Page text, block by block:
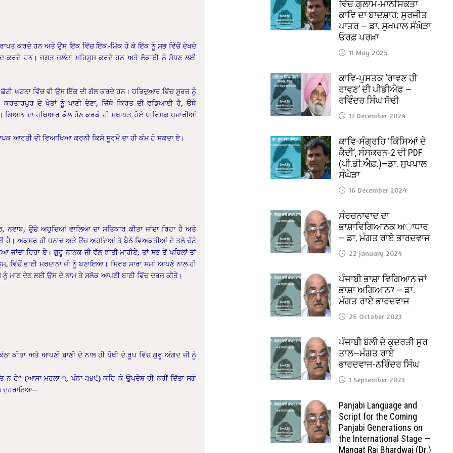
ਕਰਦੇ ਹਨ ਅਤੇ ਉਸ ਇੱਕ ਵਿੱਚ ਇੱਕ-ਮਿੱਕ ਹੋ ਕੇ ਇੱਕ ਨੂੰ ਸਭ ਵਿੱਚੋਂ ਦੇਖਦੇ
ਕਰਦੇ ਹਨ। ਜਗਤ ਜਲੰਦਾ ਮਹਿਸੂਸ ਕਰਦੇ ਹਨ ਅਤੇ ਲੋਕਾਈ ਨੂੰ ਸੋਧਣ ਲਈ
ਘਟਨਾ ਵਿੱਚ ਵੀ ਉਸ ਇੱਕ ਦੀ ਗੱਲ ਕਰਦੇ ਹਨ। ਹਰਿਦੁਆਰ ਵਿੱਚ ਸੂਰਜ ਨੂੰ
ਦੇ ਖੇਤਾਂ ਨੂੰ ਪਾਣੀ ਦੇਣਾ, ਜਿੱਥੇ ਕਿਰਤ ਦੀ ਵਡਿਆਈ ਹੈ, ੳਥੇ
ਗਿਆਨ ਦਾ ਹਥਿਆਰ ਕੋਲ ਹੋਣ ਕਰਕੇ ਹੀ ਸਥਾਪਤ ਹੋਏ ਧਾਰਿਮਕ ਪੁਜਾਰੀਆਂ
ਆਰਤੀ ਦੀ ਵਿਆਖਿਆ ਕਰਨੀ ਕਿਸੇ ਸੂਰਮੇ ਦਾ ਹੀ ਕੰਮ ਹੋ ਸਕਦਾ ਏ।
ਨਵਾਬ, ਉਚੇ ਅਹੁਦਿਆਂ ਵਾਲਿਆ ਦਾ ਸਤਿਕਾਰ ਕੀਤਾ ਜਾਂਦਾ ਰਿਹਾ ਹੈ ਅਤੇ
ਹੈ। ਅਕਸਰ ਹੀ ਧਨਾਢ ਅਤੇ ਉਚ ਅਹੁਦਿਆਂ ਤੇ ਬੈਠੇ ਵਿਅਕਤੀਆਂ ਦੇ ਤਲੇ ਚੱਟੇ
ਰਿਹਾ ਏ। ਗੁਰੂ ਨਾਨਕ ਜੀ ਵੱਲ ਝਾਤੀ ਮਾਰੀਏ, ਤਾਂ ਸਭ ਤੋਂ ਪਹਿਲਾਂ ਤਾਂ
ਵਿੱਚੋਂ ਭਾਈ ਮਰਦਾਨਾ ਜੀ ਨੂੰ ਬਣਾਇਆ। ਸਿਰਫ ਸਾਰਾ ਸਮਾਂ ਆਪਣੇ ਨਾਲ ਹੀ
ਮਾਣ ਦੇਣ ਲਈ ਉਸ ਦੇ ਨਾਮ ਤੇ ਸਲੋਕ ਆਪਣੀ ਬਾਣੀ ਵਿੱਚ ਦਰਜ ਕੀਤੇ।
ਕੀਤਾ ਅਤੇ ਆਪਣੀ ਬਾਣੀ ਦੇ ਨਾਲ ਹੀ ਪੋਥੀ ਦੇ ਰੂਪ ਵਿੱਚ ਗੁਰੂ ਅੰਗਦ ਜੀ ਨੂੰ
ਨ ਹੇ” (ਆਸਾ ਮਹਲਾ ੧, ਪੰਨਾ ੩੪੯) ਕਹਿ ਕੇ ਉਪਦੇਸ਼ ਹੀ ਨਹੀਂ ਦਿੱਤਾ ਸਗੋ
ਦੁਹਰਾਇਆ—
ਵਿੱਚ ਗ਼ੁਲਾਮ-ਮਾਨਸਿਕਤਾ
ਕਾਵਿ ਦਾ ਬਾਦਸ਼ਾਹ: ਸੁਰਜੀਤ
ਪਾਤਰ — ਡਾ. ਸੁਖਪਾਲ ਸੰਘੇੜਾ
ਓਰਫ਼ ਪਰਖ਼ਾ
11 May 2025
ਕਾਵਿ-ਪੁਸਤਕ ‘ਰਾਵਣ ਹੀ
ਰਾਵਣ’ ਦੀ ਪੀਡੀਐਫ —
ਰਵਿੰਦਰ ਸਿੰਘ ਸੋਢੀ
17 December 2024
ਕਾਵਿ-ਸੰਗ੍ਰਹਿ ‘ਕਿੱਸਿਆਂ ਦੇ
ਕੈਦੀ’, ਸੰਸਕਰਨ-2 ਦੀ PDF
(ਪੀ.ਡੀ.ਐਫ਼.)—ਡਾ. ਸੁਖਪਾਲ
ਸੰਘੇੜਾ
16 December 2024
ਸੰਰਚਨਾਵਾਦ ਦਾ
ਭਾਸ਼ਾਵਿਗਿਆਨਕ ਅਾਧਾਰ
— ਡਾ. ਮੰਗਤ ਰਾਏ ਭਾਰਦਵਾਜ
22 January 2024
ਪੰਜਾਬੀ ਭਾਸ਼ਾ ਵਿਗਿਆਨ ਜਾਂ
ਭਾਸ਼ਾ ਅਗਿਆਨ? — ਡਾ.
ਮੰਗਤ ਰਾਏ ਭਾਰਦਵਾਜ
26 October 2023
ਪੰਜਾਬੀ ਬੋਲੀ ਦੇ ਕੁਦਰਤੀ ਸੁਰ
ਤਾਲ—ਮੰਗਤ ਰਾਏ
ਭਾਰਦਵਾਜ-ਨਰਿੰਦਰ ਸਿੰਘ
1 September 2023
Panjabi Language and
Script for the Coming
Panjabi Generations on
the International Stage —
Mangat Rai Bhardwaj (Dr.)